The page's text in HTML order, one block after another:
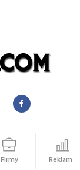
Firmy Reklama